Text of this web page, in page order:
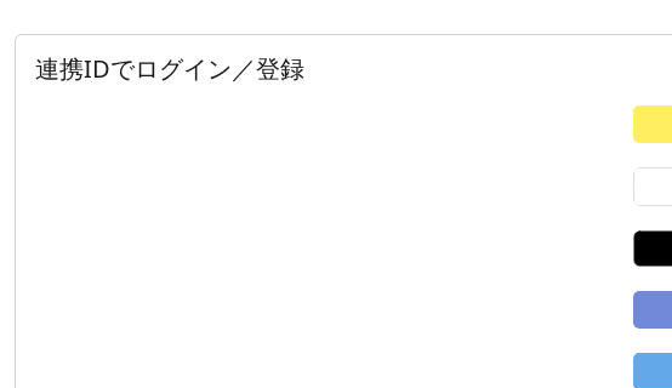
連携IDでログイン／登録